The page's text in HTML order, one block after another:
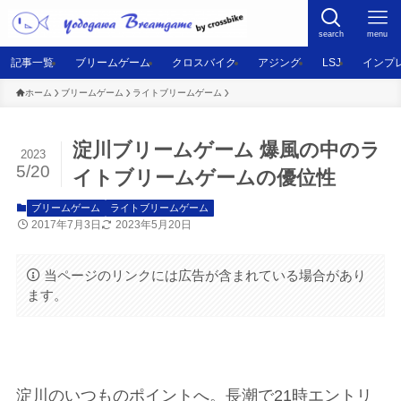
search menu
記事一覧 ブリームゲーム クロスバイク アジング LSJ インプ
ホーム ブリームゲーム ライトブリームゲーム
淀川ブリームゲーム 爆風の中のラ
イトブリームゲームの優位性
2023
5/20
ブリームゲーム ライトブリームゲーム
2017年7月3日 2023年5月20日
当ページのリンクには広告が含まれている場合があり
ます。
淀川のいつものポイントへ。長潮で21時エントリ